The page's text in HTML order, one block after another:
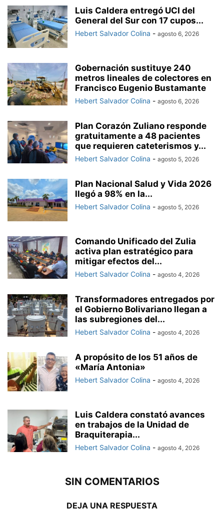
Luis Caldera entregó UCI del
General del Sur con 17 cupos...
Hebert Salvador Colina - agosto 6, 2026
Gobernación sustituye 240
metros lineales de colectores en
Francisco Eugenio Bustamante
Hebert Salvador Colina - agosto 6, 2026
Plan Corazón Zuliano responde
gratuitamente a 48 pacientes
que requieren cateterismos y...
Hebert Salvador Colina - agosto 5, 2026
Plan Nacional Salud y Vida 2026
llegó a 98% en la...
Hebert Salvador Colina - agosto 5, 2026
Comando Unificado del Zulia
activa plan estratégico para
mitigar efectos del...
Hebert Salvador Colina - agosto 4, 2026
Transformadores entregados por
el Gobierno Bolivariano llegan a
las subregiones del...
Hebert Salvador Colina - agosto 4, 2026
A propósito de los 51 años de
«María Antonia»
Hebert Salvador Colina - agosto 4, 2026
Luis Caldera constató avances
en trabajos de la Unidad de
Braquiterapia...
Hebert Salvador Colina - agosto 4, 2026
SIN COMENTARIOS
DEJA UNA RESPUESTA